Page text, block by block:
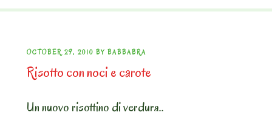
POSTED
ON
OCTOBER 29, 2010 BY BABBABRA
Risotto con noci e carote
Un nuovo risottino di verdura..